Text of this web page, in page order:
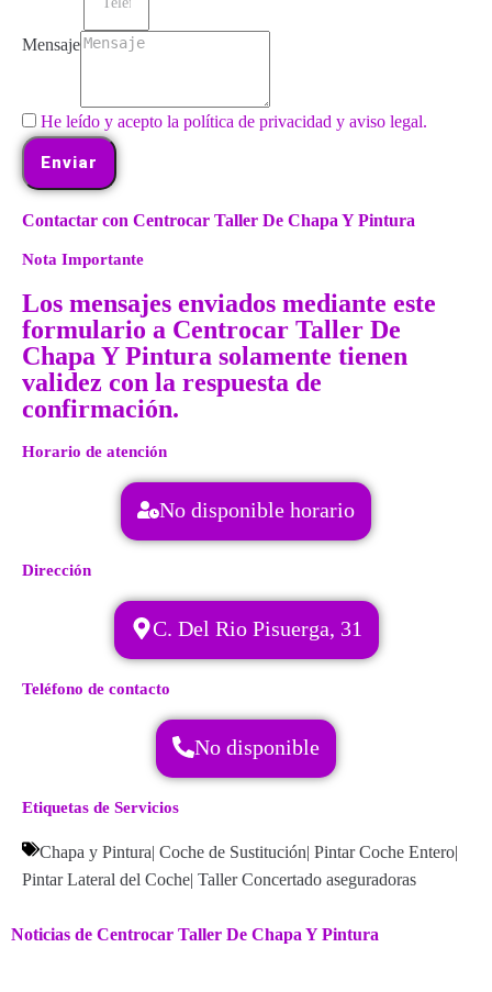
Mensaje
He leído y acepto la política de privacidad y aviso legal.
Enviar
Contactar con Centrocar Taller De Chapa Y Pintura
Nota Importante
Los mensajes enviados mediante este
formulario a Centrocar Taller De
Chapa Y Pintura solamente tienen
validez con la respuesta de
confirmación.
Horario de atención
No disponible horario
Dirección
C. Del Rio Pisuerga, 31
Teléfono de contacto
No disponible
Etiquetas de Servicios
Chapa y Pintura| Coche de Sustitución| Pintar Coche Entero|
Pintar Lateral del Coche| Taller Concertado aseguradoras
Noticias de Centrocar Taller De Chapa Y Pintura